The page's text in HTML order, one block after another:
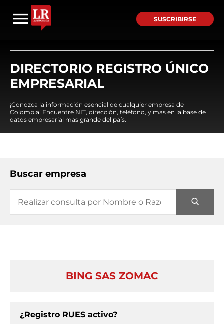
SUSCRIBIRSE
DIRECTORIO REGISTRO ÚNICO
EMPRESARIAL
¡Conozca la información esencial de cualquier empresa de
Colombia! Encuentre NIT, dirección, teléfono, y mas en la base de
datos empresarial mas grande del país.
Buscar empresa
BING SAS ZOMAC
¿Registro RUES activo?